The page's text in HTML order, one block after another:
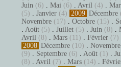
Juin (6) . Mai (6) . Avril (4) .
(5) . Janvier (4) 2009 Décembre
Novembre (17) . Octobre (15) .
. Août (5) . Juillet (5) . Juin (8) .
Avril (8) . Mars (11) . Février (7)
2008 Décembre (10) . Novembre
(9) . Septembre (6) . Août (1) .
(8) . Avril (7) . Mars (14) .